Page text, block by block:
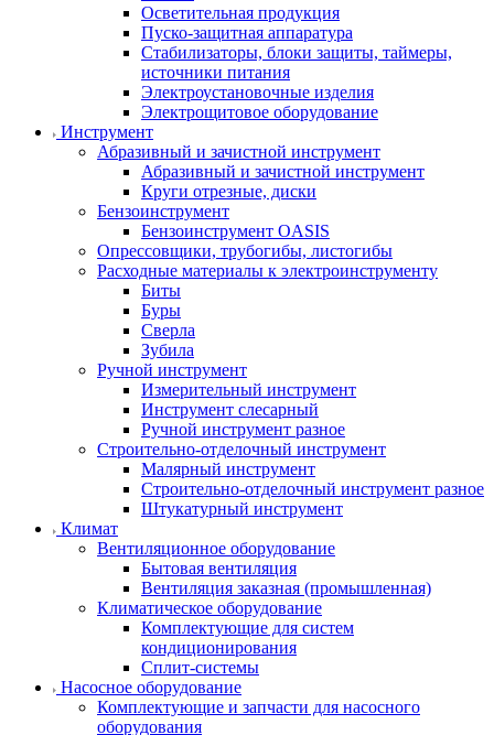
Осветительная продукция
Пуско-защитная аппаратура
Стабилизаторы, блоки защиты, таймеры,
источники питания
Электроустановочные изделия
Электрощитовое оборудование
Инструмент
Абразивный и зачистной инструмент
Абразивный и зачистной инструмент
Круги отрезные, диски
Бензоинструмент
Бензоинструмент OASIS
Опрессовщики, трубогибы, листогибы
Расходные материалы к электроинструменту
Биты
Буры
Сверла
Зубила
Ручной инструмент
Измерительный инструмент
Инструмент слесарный
Ручной инструмент разное
Строительно-отделочный инструмент
Малярный инструмент
Строительно-отделочный инструмент разное
Штукатурный инструмент
Климат
Вентиляционное оборудование
Бытовая вентиляция
Вентиляция заказная (промышленная)
Климатическое оборудование
Комплектующие для систем
кондиционирования
Сплит-системы
Насосное оборудование
Комплектующие и запчасти для насосного
оборудования